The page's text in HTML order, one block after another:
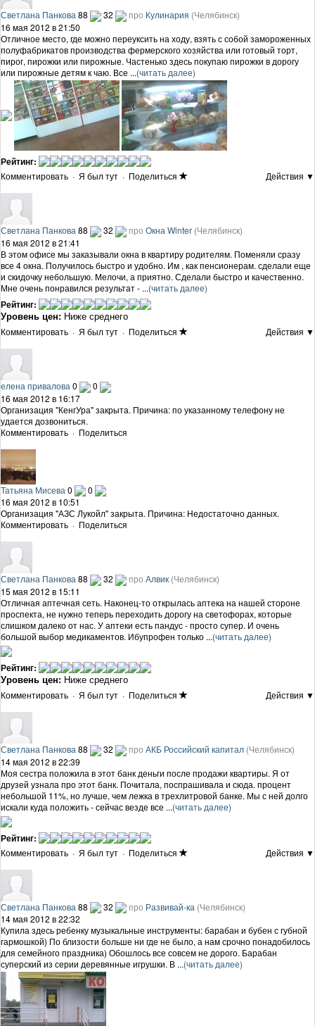
Светлана Панкова 88 32 про Кулинария (Челябинск)
16 мая 2012 в 21:50
Отличное место, где можно переуксить на ходу, взять с собой замороженных
полуфабрикатов производства фермерского хозяйства или готовый торт,
пирог, пирожки или пирожные. Частенько здесь покупаю пирожки в дорогу
или пирожные детям к чаю. Все ...(читать далее)
Рейтинг:
Комментировать · Я был тут · Поделиться Действия ▼
Светлана Панкова 88 32 про Окна Winter (Челябинск)
16 мая 2012 в 21:41
В этом офисе мы заказывали окна в квартиру родителям. Поменяли сразу
все 4 окна. Получилось быстро и удобно. Им , как пенсионерам. сделали еще
и скидочку небольшую. Мелочи, а приятно. Сделали быстро и качественно.
Мне очень понравился результат - ...(читать далее)
Рейтинг:
Уровень цен: Ниже среднего
Комментировать · Я был тут · Поделиться Действия ▼
елена привалова 0
0
16 мая 2012 в 16:17
Организация "КенгУра" закрыта. Причина: по указанному телефону не
удается дозвониться.
Комментировать · Поделиться
Татьяна Мисева 0
0
16 мая 2012 в 10:51
Организация "АЗС Лукойл" закрыта. Причина: Недостаточно данных.
Комментировать · Поделиться
Светлана Панкова88 32 про Алвик (Челябинск)
15 мая 2012 в 15:11
Отличная аптечная сеть. Наконец-то открылась аптека на нашей стороне
проспекта, не нужно теперь переходить дорогу на светофорах, которые
слишком далеко от нас. У аптеки есть пандус - просто супер. И очень
большой выбор медикаментов. Ибупрофен только ...(читать далее)
Рейтинг:
Уровень цен: Ниже среднего
Комментировать · Я был тут · Поделиться Действия ▼
Светлана Панкова 88 32 про АКБ Российский капитал (Челябинск)
14 мая 2012 в 22:39
Моя сестра положила в этот банк деньги после продажи квартиры. Я от
друзей узнала про этот банк. Почитала, поспрашивала и сюда. процент
небольшой 11%, но лучше, чем лежка в трехлитровой банке. Мы с ней долго
искали куда положить - сейчас везде все ...(читать далее)
Рейтинг:
Комментировать · Я был тут · Поделиться Действия ▼
Светлана Панкова 88 32 про Развивай-ка (Челябинск)
14 мая 2012 в 22:32
Купила здесь ребенку музыкальные инструменты: барабан и бубен с губной
гармошкой) По близости больше ни где не было, а нам срочно понадобилось
для семейного праздника) Обошлось все совсем не дорого. Барабан
суперский из серии деревянные игрушки. В ...(читать далее)